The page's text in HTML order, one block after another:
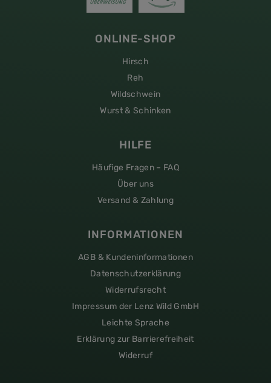
ONLINE-SHOP
Hirsch
Reh
Wildschwein
Wurst & Schinken
HILFE
Häufige Fragen – FAQ
Über uns
Versand & Zahlung
INFORMATIONEN
AGB & Kundeninformationen
Datenschutzerklärung
Widerrufsrecht
Impressum der Lenz Wild GmbH
Leichte Sprache
Erklärung zur Barrierefreiheit
Widerruf